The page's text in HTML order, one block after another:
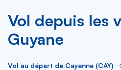
Vol depuis les
Guyane
Vol au départ de Cayenne (CAY)